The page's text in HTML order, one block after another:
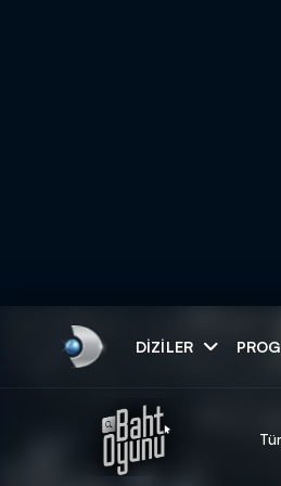
DIZILER